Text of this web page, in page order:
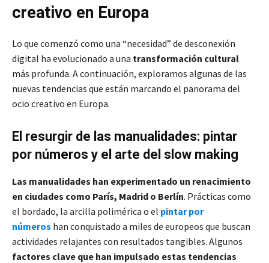
creativo en Europa
Lo que comenzó como una “necesidad” de desconexión
digital ha evolucionado a una transformación cultural
más profunda. A continuación, exploramos algunas de las
nuevas tendencias que están marcando el panorama del
ocio creativo en Europa.
El resurgir de las manualidades: pintar
por números y el arte del slow making
Las manualidades han experimentado un renacimiento
en ciudades como París, Madrid o Berlín. Prácticas como
el bordado, la arcilla polimérica o el pintar por
números han conquistado a miles de europeos que buscan
actividades relajantes con resultados tangibles. Algunos
factores clave que han impulsado estas tendencias